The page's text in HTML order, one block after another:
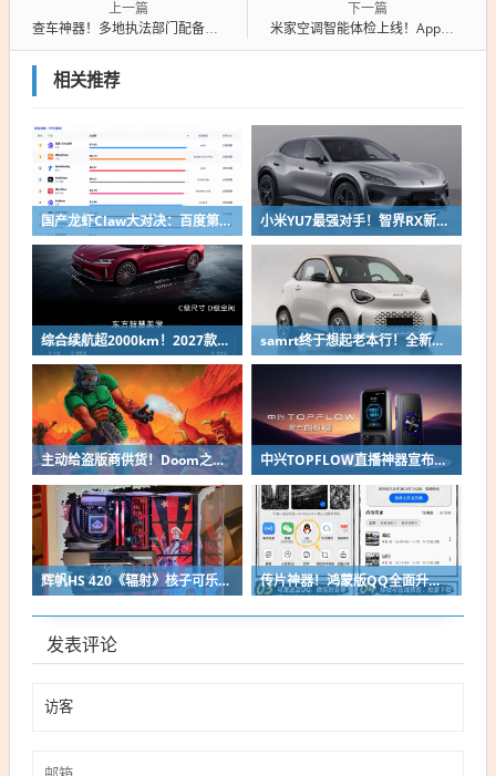
上一篇
查车神器！多地执法部门配备智能眼镜：无证网约车一眼看穿
下一篇
米家空调智能体检上线！App远程识别脏堵情况：准确率超98%
相关推荐
国产龙虾Claw大对决：百度第一、小米第二 小米YU7最强对手！智界RX新车申报：低趴车身颜值出众
综合续航超2000km！2027款奇瑞风云A9L上市：限时13.99万起 samrt终于想起老本行！全新微型纯电双座轿车精灵#2申报
主动给盗版商供货！Doom之父自曝曾向中国贱卖空包装 中兴TOPFLOW直播神器宣布8月14日开售：Wi-Fi 7 最多连接64台设备
辉帆HS 420《辐射》核子可乐定制版机箱亮相：2027年正式发售 传片神器！鸿蒙版QQ全面升级：10G大文件免压缩直传
发表评论